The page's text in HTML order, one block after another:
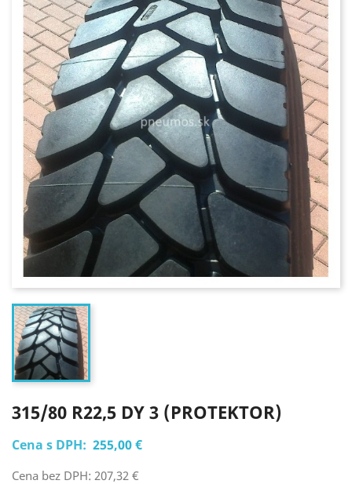
315/80 R22,5 DY 3 (PROTEKTOR)
Cena s DPH: 255,00 €
Cena bez DPH: 207,32 €